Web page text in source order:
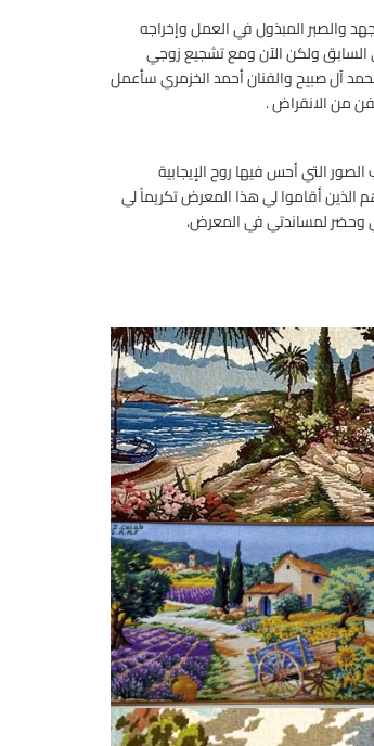
والصبر المبذول في العمل وإخراجه
السابق ولكن الآن ومع تشجيع زوجي
آل صبيح والفنان أحمد الخزمري سأعمل
من الانقراض .
التي أحس فيها روح الإيجابية
الذين أقاموا لي هذا المعرض تكريماً لي
وحضر لمساندتي في المعرض.